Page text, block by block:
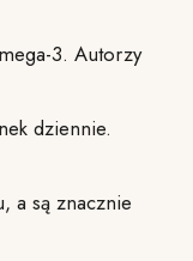
3. Autorzy
dziennie.
a są znacznie